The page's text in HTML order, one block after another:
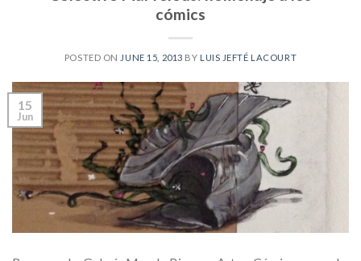
cómics
POSTED ON JUNE 15, 2013 BY LUIS JEFTÉ LACOURT
15
Jun